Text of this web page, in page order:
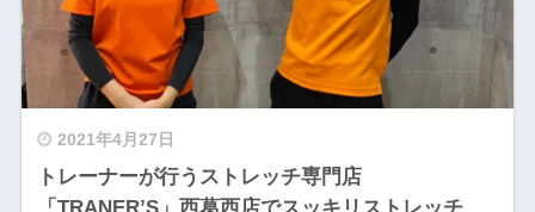
2021年4月27日
トレーナーが行うストレッチ専門店